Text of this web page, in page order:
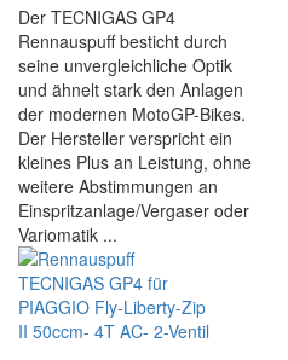
Der TECNIGAS GP4
Rennauspuff besticht durch
seine unvergleichliche Optik
und ähnelt stark den Anlagen
der modernen MotoGP-Bikes.
Der Hersteller verspricht ein
kleines Plus an Leistung, ohne
weitere Abstimmungen an
Einspritzanlage/Vergaser oder
Variomatik ...